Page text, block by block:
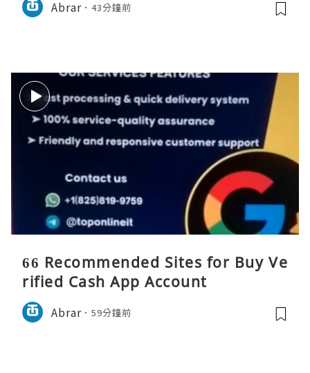
Abrar 43分鐘前
66 Recommended Sites for Buy Ve
rified Cash App Account
Abrar 59分鐘前